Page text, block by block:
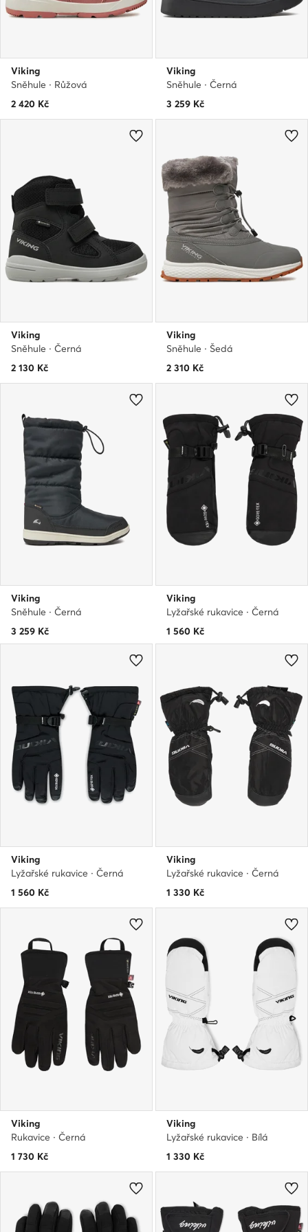
Viking
Sněhule · Růžová
2 420 Kč
Viking
Sněhule · Černá
3 259 Kč
Viking
Sněhule · Černá
2 130 Kč
Viking
Sněhule · Šedá
2 310 Kč
Viking
Sněhule · Černá
3 259 Kč
Viking
Lyžařské rukavice · Černá
1 560 Kč
Viking
Lyžařské rukavice · Černá
1 560 Kč
Viking
Lyžařské rukavice · Černá
1 330 Kč
Viking
Rukavice · Černá
1 730 Kč
Viking
Lyžařské rukavice · Bílá
1 330 Kč